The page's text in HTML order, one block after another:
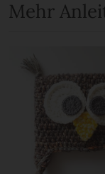
Mehr